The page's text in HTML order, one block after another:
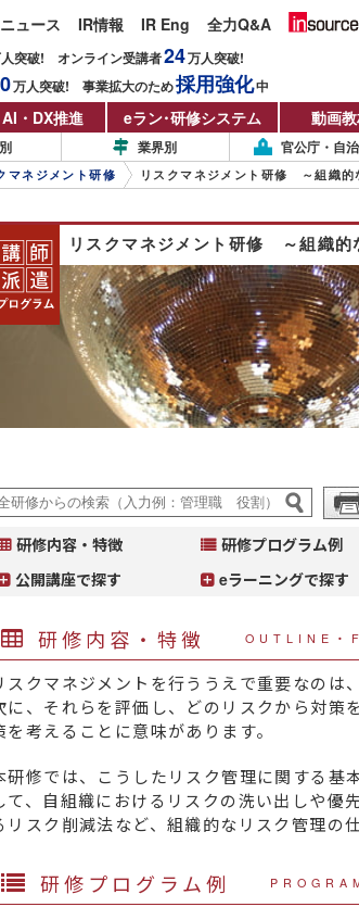
ニュース IR情報 IR Eng 全力Q&A
突破! オンライン受講者24万人突破!
万人突破! 事業拡大のため採用強化中
AI・DX推進 eラン・研修システム 動画
業界別 官公庁・自
マネジメント研修 リスクマネジメント研修 ～組織
リスクマネジメント研修 ～組織
研修内容・特徴
研修プログラム例
公開講座で探す
eラーニングで探す
研修内容・特徴 OUTLINE・
スクマネジメントを行ううえで重要なのは
に、それらを評価し、どのリスクから対策
を考えることに意味があります。
研修では、こうしたリスク管理に関する基
て、自組織におけるリスクの洗い出しや優
リスク削減法など、組織的なリスク管理の
研修プログラム例